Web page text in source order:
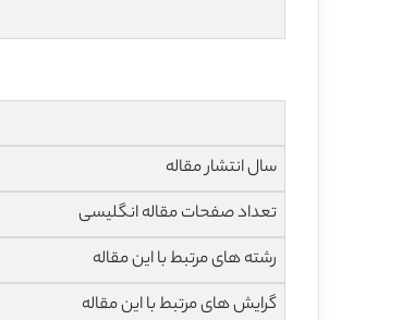
سال انتشار مقاله
تعداد صفحات مقاله انگلیسی
رشته های مرتبط با این مقاله
گرایش های مرتبط با این مقاله